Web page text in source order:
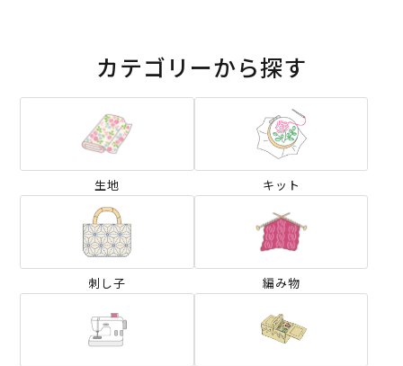
カテゴリーから探す
生地 キット
刺し子 編み物